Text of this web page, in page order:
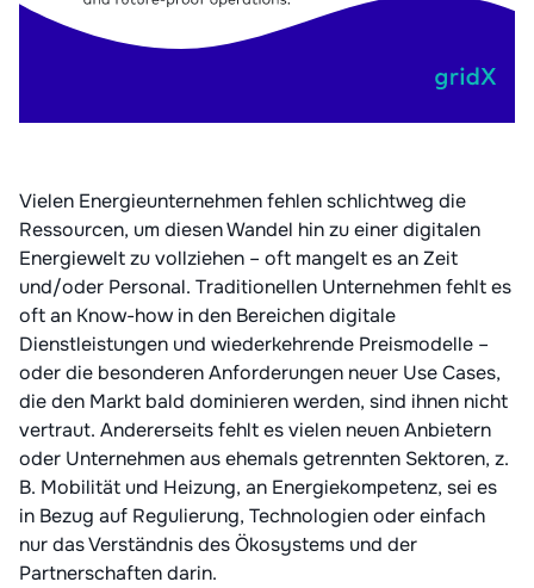
Vielen Energieunternehmen fehlen schlichtweg die
Ressourcen, um diesen Wandel hin zu einer digitalen
Energiewelt zu vollziehen – oft mangelt es an Zeit
und/oder Personal. Traditionellen Unternehmen fehlt es
oft an Know-how in den Bereichen digitale
Dienstleistungen und wiederkehrende Preismodelle –
oder die besonderen Anforderungen neuer Use Cases,
die den Markt bald dominieren werden, sind ihnen nicht
vertraut. Andererseits fehlt es vielen neuen Anbietern
oder Unternehmen aus ehemals getrennten Sektoren, z.
B. Mobilität und Heizung, an Energiekompetenz, sei es
in Bezug auf Regulierung, Technologien oder einfach
nur das Verständnis des Ökosystems und der
Partnerschaften darin.